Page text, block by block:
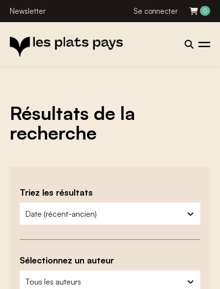
Newsletter Se connecter 0
Résultats de la
recherche
Triez les résultats
zoeken - sorteer
trier le contenu
Sélectionnez un auteur
zoeken - auteurs
sélectionnez le contenu